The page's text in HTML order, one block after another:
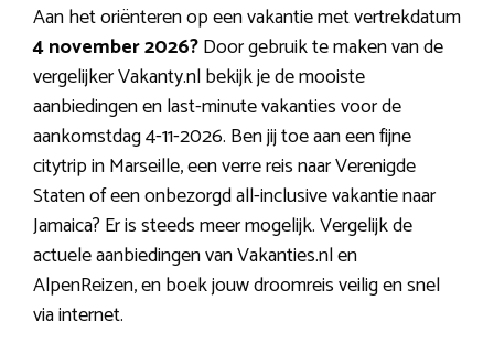
Aan het oriënteren op een vakantie met vertrekdatum
4 november 2026?Door gebruik te maken van de
vergelijker Vakanty.nl bekijk je de mooiste
aanbiedingen en last-minute vakanties voor de
aankomstdag 4-11-2026. Ben jij toe aan een fijne
citytrip in Marseille, een verre reis naar Verenigde
Staten of een onbezorgd all-inclusive vakantie naar
Jamaica? Er is steeds meer mogelijk. Vergelijk de
actuele aanbiedingen van Vakanties.nl en
AlpenReizen, en boek jouw droomreis veilig en snel
via internet.